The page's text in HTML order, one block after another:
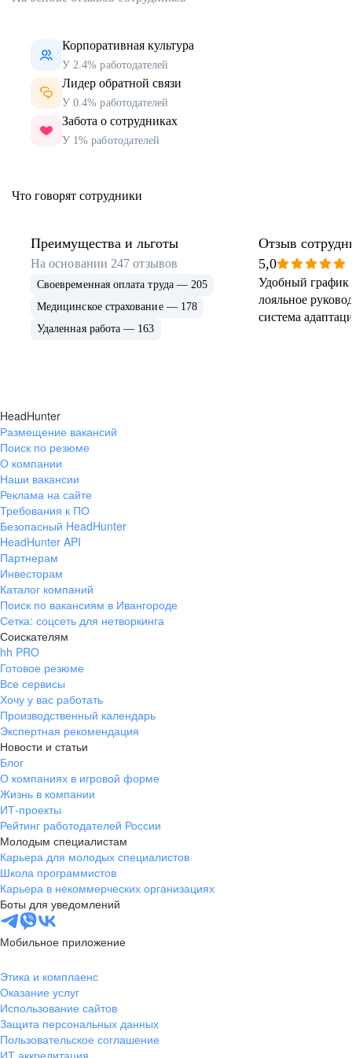
Корпоративная культура
У 2.4% работодателей
Лидер обратной связи
У 0.4% работодателей
Забота о сотрудниках
У 1% работодателей
Что говорят сотрудники
Преимущества и льготы
На основании 247 отзывов
Своевременная оплата труда — 205
Медицинское страхование — 178
Удаленная работа — 163
Отзыв
5,0
Удобный график
лояльное
система
HeadHunter
Размещение вакансий
Поиск по резюме
О компании
Наши вакансии
Реклама на сайте
Требования к ПО
Безопасный HeadHunter
HeadHunter API
Партнерам
Инвесторам
Каталог компаний
Поиск по вакансиям в Ивангороде
Сетка: соцсеть для нетворкинга
Соискателям
hh PRO
Готовое резюме
Все сервисы
Хочу у вас работать
Производственный календарь
Экспертная рекомендация
Новости и статьи
Блог
О компаниях в игровой форме
Жизнь в компании
ИТ-проекты
Рейтинг работодателей России
Молодым специалистам
Карьера для молодых специалистов
Школа программистов
Карьера в некоммерческих организациях
Боты для уведомлений
Мобильное приложение
Этика и комплаенс
Оказание услуг
Использование сайтов
Защита персональных данных
Пользовательское соглашение